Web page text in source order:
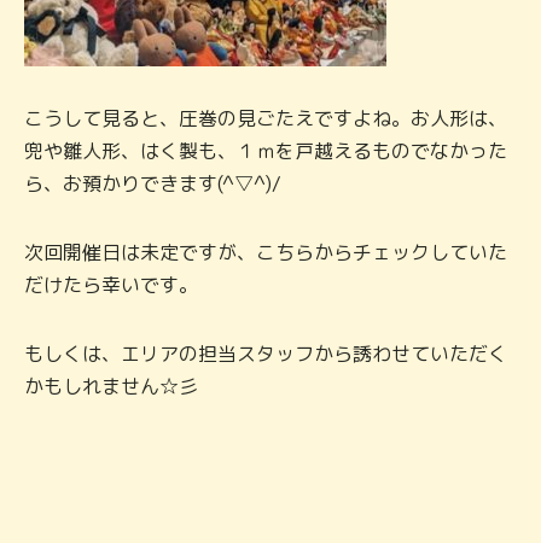
こうして見ると、圧巻の見ごたえですよね。お人形は、
兜や雛人形、はく製も、１ｍを戸越えるものでなかった
ら、お預かりできます(^▽^)/
次回開催日は未定ですが、こちらからチェックしていた
だけたら幸いです。
もしくは、エリアの担当スタッフから誘わせていただく
かもしれません☆彡